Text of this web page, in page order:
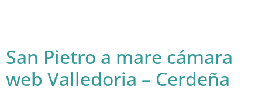
San Pietro a mare cámara
web Valledoria – Cerdeña